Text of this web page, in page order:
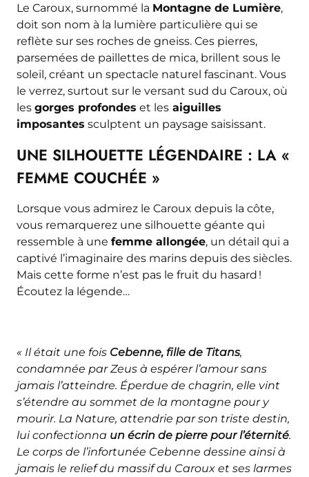
Le Caroux, surnommé la Montagne de Lumière,
doit son nom à la lumière particulière qui se
reflète sur ses roches de gneiss. Ces pierres,
parsemées de paillettes de mica, brillent sous le
soleil, créant un spectacle naturel fascinant. Vous
le verrez, surtout sur le versant sud du Caroux, où
les gorges profondes et les aiguilles
imposantes sculptent un paysage saisissant.
UNE SILHOUETTE LÉGENDAIRE : LA «
FEMME COUCHÉE »
Lorsque vous admirez le Caroux depuis la côte,
vous remarquerez une silhouette géante qui
ressemble à une femme allongée, un détail qui a
captivé l’imaginaire des marins depuis des siècles.
Mais cette forme n’est pas le fruit du hasard !
Écoutez la légende…
« Il était une fois Cebenne, fille de Titans,
condamnée par Zeus à espérer l’amour sans
jamais l’atteindre. Éperdue de chagrin, elle vint
s’étendre au sommet de la montagne pour y
mourir. La Nature, attendrie par son triste destin,
lui confectionna un écrin de pierre pour l’éternité.
Le corps de l’infortunée Cebenne dessine ainsi à
jamais le relief du massif du Caroux et ses larmes